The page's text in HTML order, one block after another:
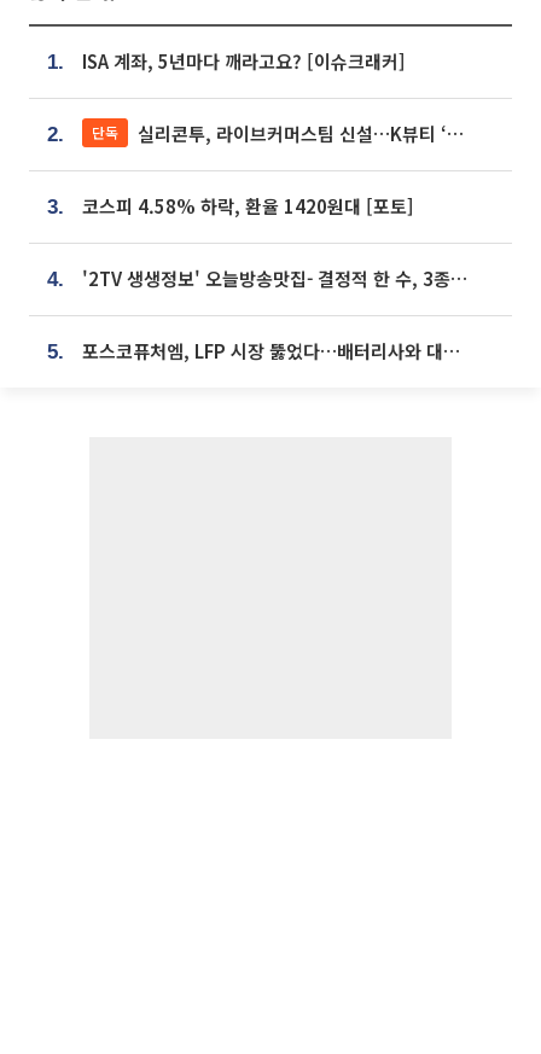
1. ISA 계좌, 5년마다 깨라고요? [이슈크래커]
2. 단독 실리콘투, 라이브커머스팀 신설…K뷰티 ‘글로벌 판매망’ 확대[K뷰티 라방戰]
3. 코스피 4.58% 하락, 환율 1420원대 [포토]
4. '2TV 생생정보' 오늘방송맛집- 결정적 한 수, 3종 메밀면! 메밀 소바 맛집 '의○○○○'
5. 포스코퓨처엠, LFP 시장 뚫었다…배터리사와 대규모 장기 공급 합의